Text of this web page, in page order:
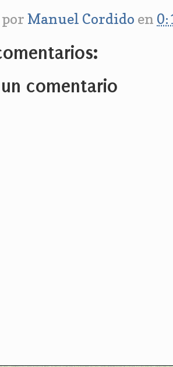
Manuel Cordido en
comentario